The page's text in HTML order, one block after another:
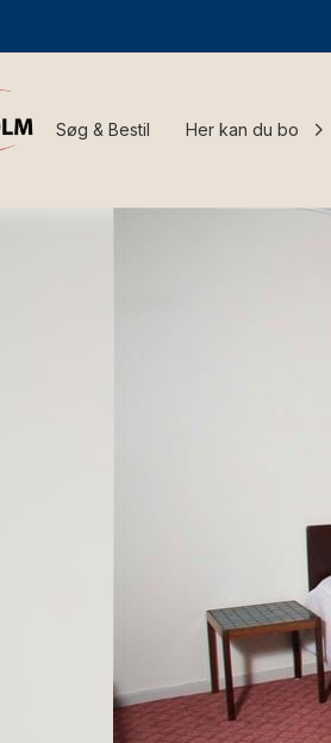
Søg & Bestil Her kan du bo